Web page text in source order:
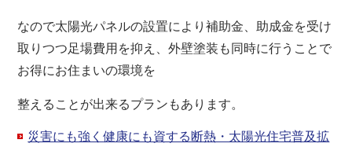
なので太陽光パネルの設置により補助金、助成金を受け
取りつつ足場費用を抑え、外壁塗装も同時に行うことで
お得にお住まいの環境を
整えることが出来るプランもあります。
災害にも強く健康にも資する断熱・太陽光住宅普及拡